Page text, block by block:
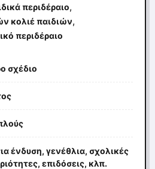
περιδέραιο,
κολιέ παιδιών,
περιδέραιο
σχέδιο
ένδυση, γενέθλια, σχολικές
επιδόσεις, κλπ.